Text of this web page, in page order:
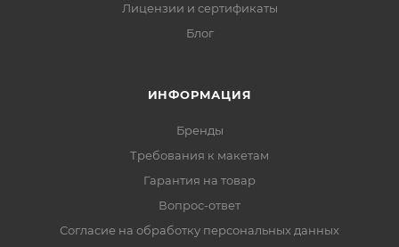
Лицензии и сертификаты
Блог
ИНФОРМАЦИЯ
Бренды
Требования к макетам
Гарантия на товар
Вопрос-ответ
Согласие на обработку персональных данных